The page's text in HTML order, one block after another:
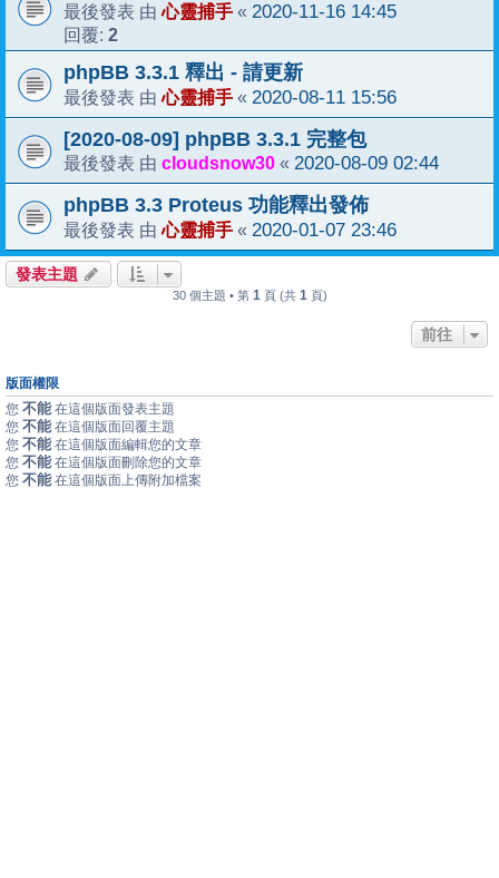
最後發表 由心靈捕手 « 2020-11-16 14:45
回覆: 2
phpBB 3.3.1 釋出 - 請更新
最後發表 由心靈捕手 « 2020-08-11 15:56
[2020-08-09] phpBB 3.3.1 完整包
最後發表 由 cloudsnow30 « 2020-08-09 02:44
phpBB 3.3 Proteus 功能釋出發佈
最後發表 由心靈捕手 « 2020-01-07 23:46
發表主題
30 個主題 • 第 1 頁 (共 1 頁)
前往
版面權限
您 不能 在這個版面發表主題
您 不能 在這個版面回覆主題
您 不能 在這個版面編輯您的文章
您 不能 在這個版面刪除您的文章
您 不能 在這個版面上傳附加檔案